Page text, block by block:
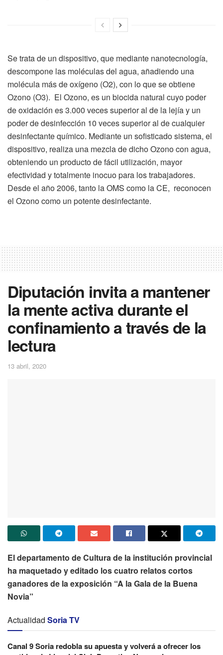
Se trata de un dispositivo, que mediante nanotecnología,
descompone las moléculas del agua, añadiendo una
molécula más de oxígeno (O2), con lo que se obtiene
Ozono (O3). El Ozono, es un biocida natural cuyo poder
de oxidación es 3.000 veces superior al de la lejía y un
poder de desinfección 10 veces superior al de cualquier
desinfectante químico. Mediante un sofisticado sistema, el
dispositivo, realiza una mezcla de dicho Ozono con agua,
obteniendo un producto de fácil utilización, mayor
efectividad y totalmente inocuo para los trabajadores.
Desde el año 2006, tanto la OMS como la CE, reconocen
el Ozono como un potente desinfectante.
Diputación invita a mantener
la mente activa durante el
confinamiento a través de la
lectura
13 abril, 2020
El departamento de Cultura de la institución provincial
ha maquetado y editado los cuatro relatos cortos
ganadores de la exposición “A la Gala de la Buena
Novia”
Actualidad Soria TV
Canal 9 Soria redobla su apuesta y volverá a ofrecer los